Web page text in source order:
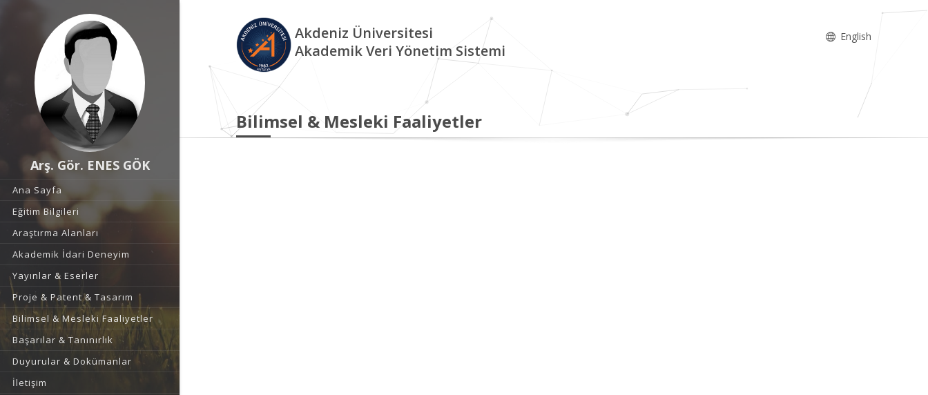
Arş. Gör. ENES GÖK
Ana Sayfa
Eğitim Bilgileri
Araştırma Alanları
Akademik İdari Deneyim
Yayınlar & Eserler
Proje & Patent & Tasarım
Bilimsel & Mesleki Faaliyetler
Başarılar & Tanınırlık
Duyurular & Dokümanlar
İletişim
Akdeniz Üniversitesi
Akademik Veri Yönetim Sistemi
English
Bilimsel & Mesleki Faaliyetler